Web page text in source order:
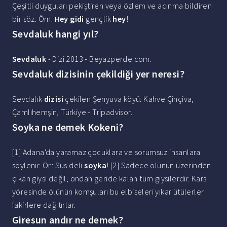
Çeşitli duyguları pekiştiren veya özlem ve acınma bildiren
bir söz. Örn: Hey gidi gençlik hey!
Sevdaluk hangi yıl?
Sevdaluk - Dizi 2013 - Beyazperde.com.
Sevdaluk dizisinin çekildiği yer neresi?
Sevdalık dizisi çekilen Şenyuva köyü: Kahve Çinçiva,
Çamlıhemşin, Türkiye - Tripadvisor.
Soyka ne demek Kokeni?
[1] Adana'da yaramaz çocuklara ve sorumsuz insanlara
söylenir. Ör: Sus delisoyka! [2] Sadece ölünün üzerinden
çıkan giysi değil, ondan geride kalan tüm giysilerdir. Kars
yöresinde ölünün komşuları bu elbiseleri yıkar ütülerler
fakirlere dağıtırlar.
Giresun andır ne demek?